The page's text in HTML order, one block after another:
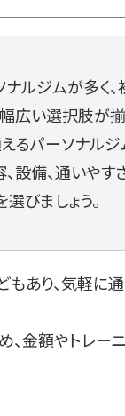
ルジムが多く
広い選択肢が揃
るパーソナル
設備、通いや
びましょう。
もあり、気軽に
、金額やトレー